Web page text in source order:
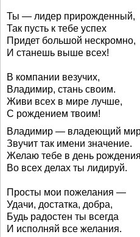
Ты — лидер прирожденный,
Так пусть к тебе успех
Придет большой нескромно,
И станешь выше всех!
В компании везучих,
Владимир, стань своим.
Живи всех в мире лучше,
С рождением твоим!
Владимир — владеющий
Звучит так имени значение.
Желаю тебе в день рождения
Во всех делах ты лидируй.
Просты мои пожелания —
Удачи, достатка, добра,
Будь радостен ты всегда
И исполняй все желания.